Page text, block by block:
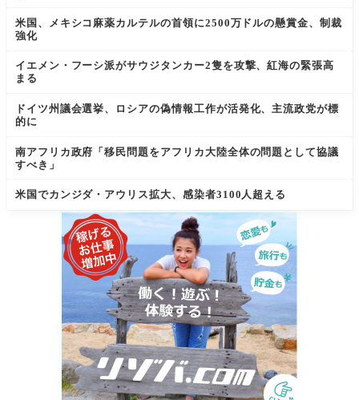
米国、メキシコ麻薬カルテルの首領に2500万ドルの懸賞金、制裁
強化
イエメン・フーシ派がサウジタンカー2隻を攻撃、紅海の緊張高
まる
ドイツ州議会選挙、ロシアの偽情報工作が活発化、主流政党が標
的に
南アフリカ政府「移民問題をアフリカ大陸全体の問題として協議
すべき」
米国でカンジダ・アウリス拡大、感染者3100人超える